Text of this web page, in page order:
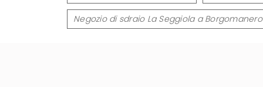
Negozio di sdraio La Seggiola a Borgomanero